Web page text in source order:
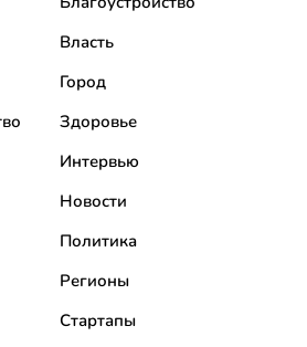
Власть
Город
Здоровье
Интервью
Новости
Политика
Регионы
Стартапы